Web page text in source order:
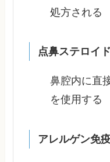
処方される
点鼻ステロイ
鼻腔内に直
を使用する
アレルゲン免